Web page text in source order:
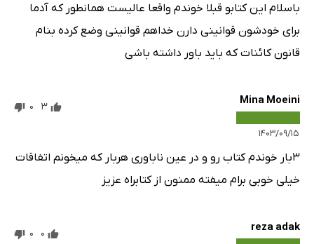
باسلام این کتابو قبلا خوندم واقعا عالیست همانطور که آدما
برای خودشون قوانینی دارن خداهم قوانینی وضع کرده بنام
قانون کائنات که باید باور داشته باشی
Mina Moeini
۱۴۰۳/۰۹/۱۵
3
0
۳بار خوندم کتاب رو و در عین ناباوری هربار که میخونم اتفاقات
خیلی خوبی برام میفته ممنون از کتابراه عزیز
reza adak
0
0